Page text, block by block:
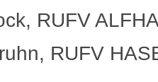
RUFV
RUFV